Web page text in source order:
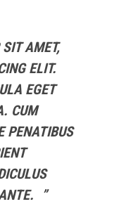
AMET,
ELIT.
EGET
CUM
PENATIBUS